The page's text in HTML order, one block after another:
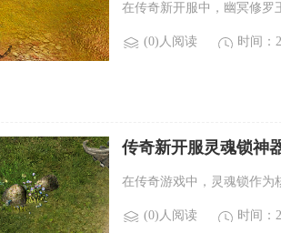
在传奇新开服中，幽冥修罗
(0)人阅读 时间：
传奇新开服灵魂锁神
在传奇游戏中，灵魂锁作为
(0)人阅读 时间：